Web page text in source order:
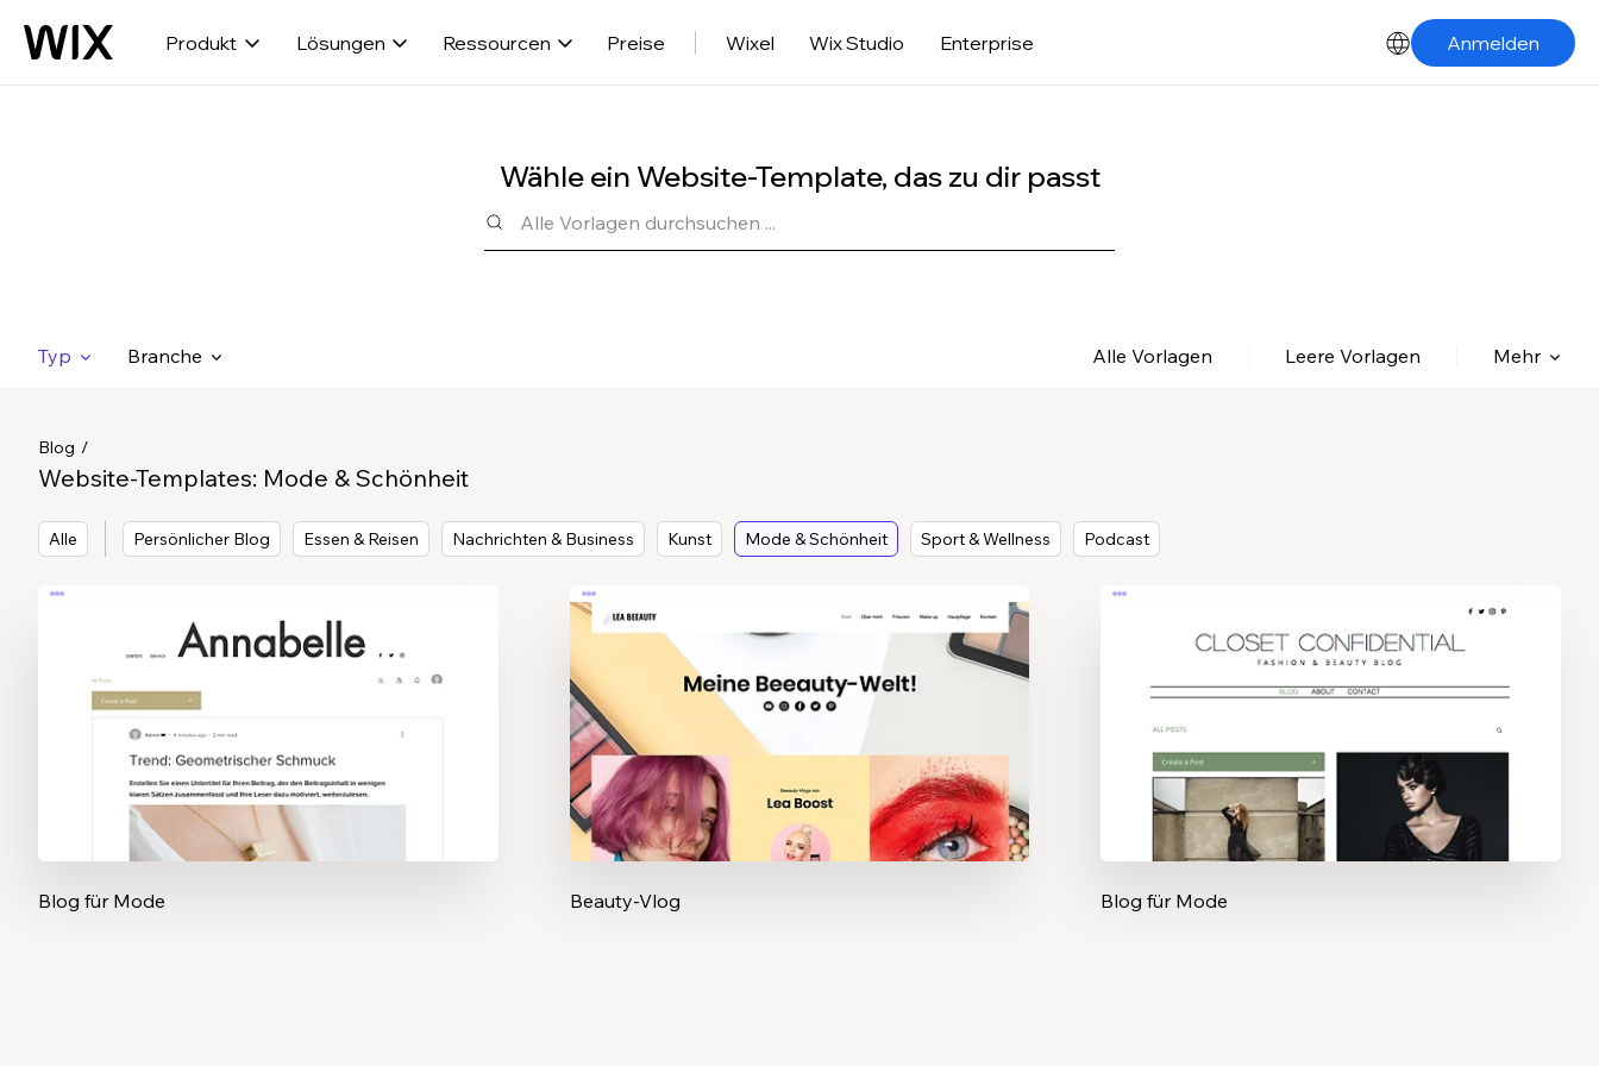
Produkt Lösungen Ressourcen Preise Wixel Wix Studio Enterprise Anmelden
Wähle ein Website-Template, das zu dir passt
Typ Branche Alle Vorlagen Leere Vorlagen Mehr
Blog
Website-Templates: Mode & Schönheit
Alle Persönlicher Blog Essen & Reisen Nachrichten & Business Kunst Mode & Schönheit Sport & Wellness Podcast
Blog für Mode Beauty-Vlog Blog für Mode